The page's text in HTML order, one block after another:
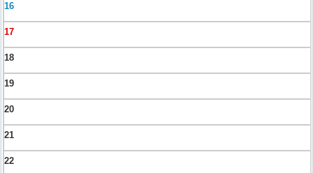
16
17
18
19
20
21
22